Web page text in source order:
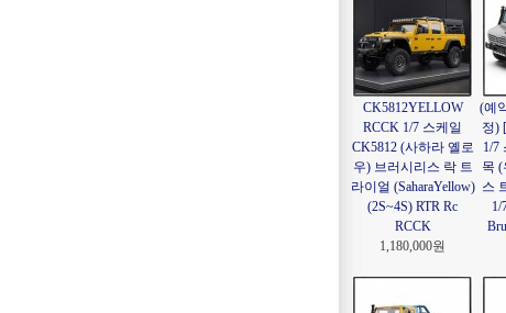
CK5812YELLOW
RCCK 1/7 스케일
CK5812 (사하라 옐로
우) 브러시리스 락 트
라이얼 (SaharaYellow)
(2S~4S) RTR Rc
RCCK
1,180,000원
(예
정)
1/7
목 (
스
1/